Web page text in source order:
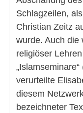
Schlagzeilen,
Christian Zeitz
wurde. Auch die
religiöser
verurteilte
diesem
bezeichneter